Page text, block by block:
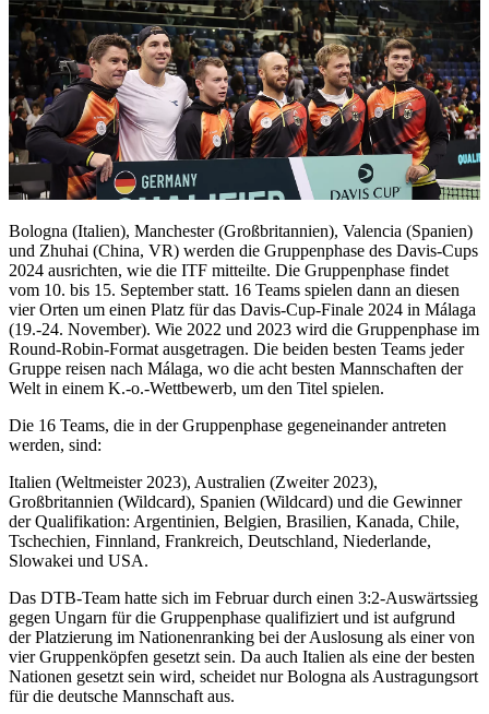
Bologna (Italien), Manchester (Großbritannien), Valencia (Spanien)
und Zhuhai (China, VR) werden die Gruppenphase des Davis-Cups
2024 ausrichten, wie die ITF mitteilte. Die Gruppenphase findet
vom 10. bis 15. September statt. 16 Teams spielen dann an diesen
vier Orten um einen Platz für das Davis-Cup-Finale 2024 in Málaga
(19.-24. November). Wie 2022 und 2023 wird die Gruppenphase im
Round-Robin-Format ausgetragen. Die beiden besten Teams jeder
Gruppe reisen nach Málaga, wo die acht besten Mannschaften der
Welt in einem K.-o.-Wettbewerb, um den Titel spielen.
Die 16 Teams, die in der Gruppenphase gegeneinander antreten
werden, sind:
Italien (Weltmeister 2023), Australien (Zweiter 2023),
Großbritannien (Wildcard), Spanien (Wildcard) und die Gewinner
der Qualifikation: Argentinien, Belgien, Brasilien, Kanada, Chile,
Tschechien, Finnland, Frankreich, Deutschland, Niederlande,
Slowakei und USA.
Das DTB-Team hatte sich im Februar durch einen 3:2-Auswärtssieg
gegen Ungarn für die Gruppenphase qualifiziert und ist aufgrund
der Platzierung im Nationenranking bei der Auslosung als einer von
vier Gruppenköpfen gesetzt sein. Da auch Italien als eine der besten
Nationen gesetzt sein wird, scheidet nur Bologna als Austragungsort
für die deutsche Mannschaft aus.